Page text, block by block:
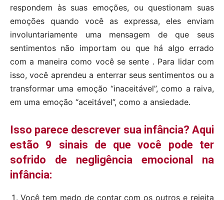
respondem às suas emoções, ou questionam suas
emoções quando você as expressa, eles enviam
involuntariamente uma mensagem de que seus
sentimentos não importam ou que há algo errado
com a maneira como você se sente . Para lidar com
isso, você aprendeu a enterrar seus sentimentos ou a
transformar uma emoção “inaceitável”, como a raiva,
em uma emoção “aceitável”, como a ansiedade.
Isso parece descrever sua infância? Aqui
estão 9 sinais de que você pode ter
sofrido de negligência emocional na
infância:
Você tem medo de contar com os outros e rejeita